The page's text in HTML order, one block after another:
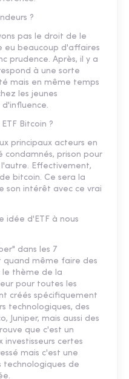
?
pas le droit de le
eu beaucoup d'affaires
prudence. Après, il y a
à une sorte
mais en même temps
les jeunes
d'influence.
Bitcoin ?
principaux acteurs en
condamnés, prison pour
Effectivement,
bitcoin. Ce sera la
son intérêt avec ce vrai
idée d'ETF à nous
dans les 7
quand même faire des
le thème de la
pour toutes les
créés spécifiquement
technologiques, des
Juniper, mais aussi des
que c'est un
certes
mais c'est une
technologiques de